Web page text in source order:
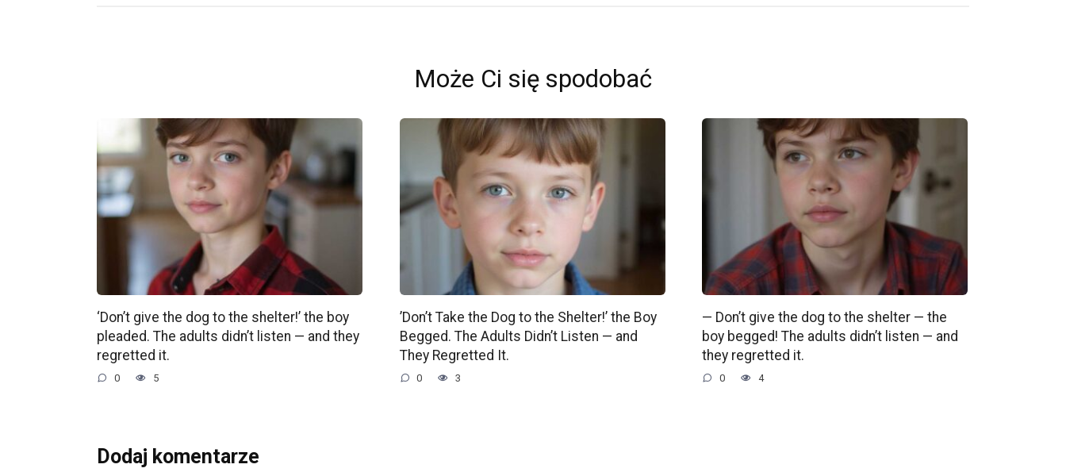
Może Ci się spodobać
‘Don’t give the dog to the shelter!’ the boy
pleaded. The adults didn’t listen — and they
regretted it.
0 5
’Don’t Take the Dog to the Shelter!’ the Boy
Begged. The Adults Didn’t Listen — and
They Regretted It.
0 3
— Don’t give the dog to the shelter — the
boy begged! The adults didn’t listen — and
they regretted it.
0 4
Dodaj komentarze